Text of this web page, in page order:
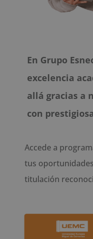
En Grupo
excelencia
allá gracias a
con
Accede a
tus
titulación